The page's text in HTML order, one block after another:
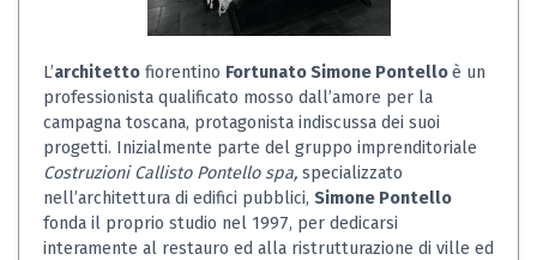
L’architetto fiorentino Fortunato Simone Pontelloè un
professionista qualificato mosso dall’amore per la
campagna toscana, protagonista indiscussa dei suoi
progetti. Inizialmente parte del gruppo imprenditoriale
Costruzioni Callisto Pontello spa, specializzato
nell’architettura di edifici pubblici, Simone Pontello
fonda il proprio studio nel 1997, per dedicarsi
interamente al restauro ed alla ristrutturazione di ville ed